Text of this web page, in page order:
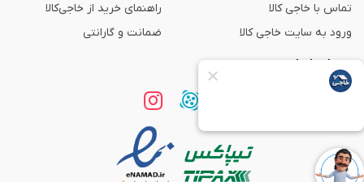
تماس با خاجی کالا
ورود به سایت خاجی‌ کالا
راهنمای خرید از خاجی‌کالا
ضمانت و گارانتی
همراه با ما